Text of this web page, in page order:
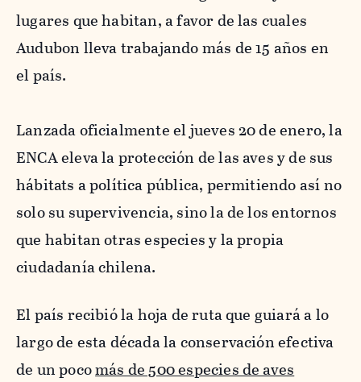
lugares que habitan, a favor de las cuales
Audubon lleva trabajando más de 15 años en
el país.
Lanzada oficialmente el jueves 20 de enero, la
ENCA eleva la protección de las aves y de sus
hábitats a política pública, permitiendo así no
solo su supervivencia, sino la de los entornos
que habitan otras especies y la propia
ciudadanía chilena.
El país recibió la hoja de ruta que guiará a lo
largo de esta década la conservación efectiva
de un pocomás de 500 especies de aves